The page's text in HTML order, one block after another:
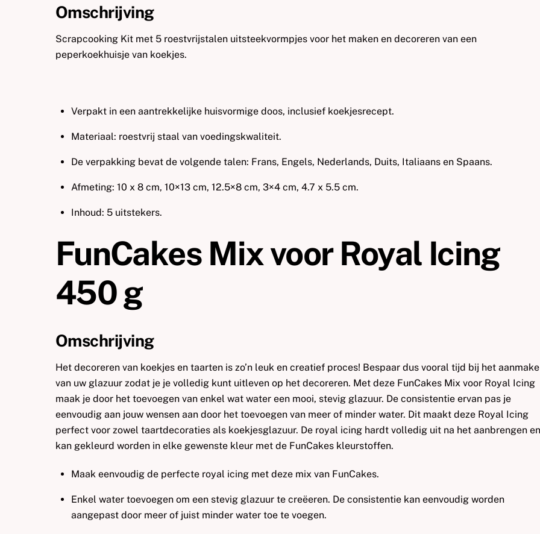
Omschrijving
Scrapcooking Kit met 5 roestvrijstalen uitsteekvormpjes voor het maken en decoreren van een
peperkoekhuisje van koekjes.
Verpakt in een aantrekkelijke huisvormige doos, inclusief koekjesrecept.
Materiaal: roestvrij staal van voedingskwaliteit.
De verpakking bevat de volgende talen: Frans, Engels, Nederlands, Duits, Italiaans en Spaans.
Afmeting: 10 x 8 cm, 10×13 cm, 12.5×8 cm, 3×4 cm, 4.7 x 5.5 cm.
Inhoud: 5 uitstekers.
FunCakes Mix voor Royal Icing
450 g
Omschrijving
Het decoreren van koekjes en taarten is zo’n leuk en creatief proces! Bespaar dus vooral tijd bij het
van uw glazuur zodat je je volledig kunt uitleven op het decoreren. Met deze FunCakes Mix voor Royal Icing
maak je door het toevoegen van enkel wat water een mooi, stevig glazuur. De consistentie ervan pas je
eenvoudig aan jouw wensen aan door het toevoegen van meer of minder water. Dit maakt deze Royal Icing
perfect voor zowel taartdecoraties als koekjesglazuur. De royal icing hardt volledig uit na het aanbrengen en
kan gekleurd worden in elke gewenste kleur met de FunCakes kleurstoffen.
Maak eenvoudig de perfecte royal icing met deze mix van FunCakes.
Enkel water toevoegen om een stevig glazuur te creëeren. De consistentie kan eenvoudig worden
aangepast door meer of juist minder water toe te voegen.